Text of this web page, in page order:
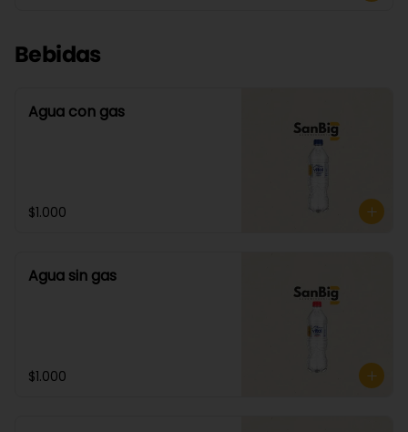
Bebidas
Agua con gas
$1.000
Agua sin gas
$1.000